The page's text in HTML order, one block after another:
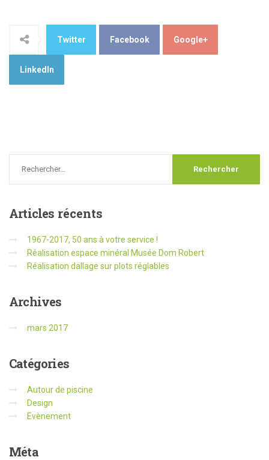
Twitter Facebook Google+
LinkedIn
Articles récents
1967-2017, 50 ans à votre service !
Réalisation espace minéral Musée Dom Robert
Réalisation dallage sur plots réglables
Archives
mars 2017
Catégories
Autour de piscine
Design
Evènement
Méta